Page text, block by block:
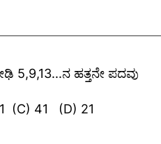
5,9,13...ನ ಹತ್ತನೇ ಪದವು
(A) 36 (B) 31 (C) 41 (D) 21